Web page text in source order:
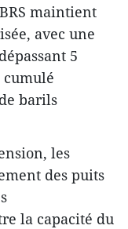
maintient
avec une
5
barils
les
des puits
la capacité du